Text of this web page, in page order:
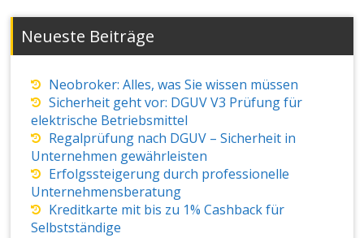
Neueste Beiträge
Neobroker: Alles, was Sie wissen müssen
Sicherheit geht vor: DGUV V3 Prüfung für
elektrische Betriebsmittel
Regalprüfung nach DGUV – Sicherheit in
Unternehmen gewährleisten
Erfolgssteigerung durch professionelle
Unternehmensberatung
Kreditkarte mit bis zu 1% Cashback für
Selbstständige